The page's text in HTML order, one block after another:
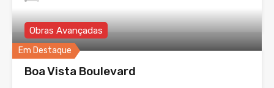
Em Destaque
Obras Avançadas
Boa Vista Boulevard